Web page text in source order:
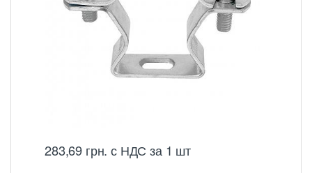
283,69 грн. с НДС за 1 шт